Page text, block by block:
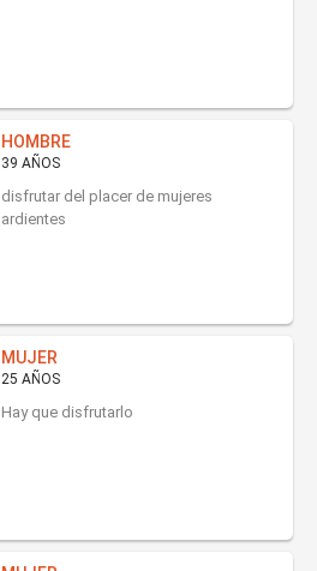
HOMBRE
39 AÑOS
disfrutar del placer de mujeres
ardientes
MUJER
25 AÑOS
Hay que disfrutarlo